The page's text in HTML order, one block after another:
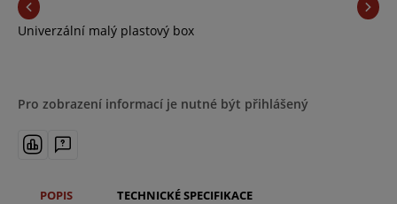
Univerzální malý plastový box
Pro zobrazení informací je nutné být přihlášený
POPIS TECHNICKÉ SPECIFIKACE